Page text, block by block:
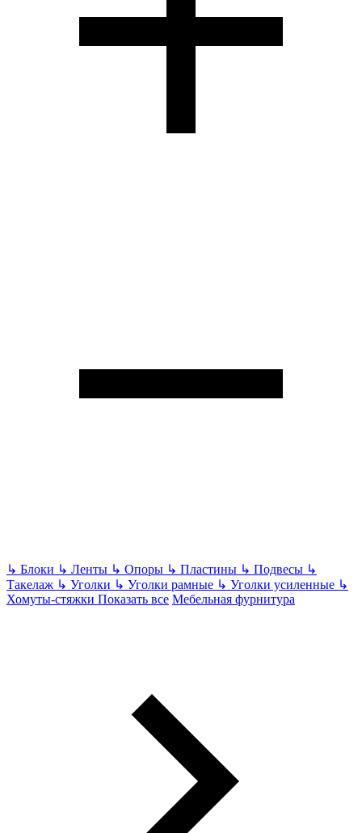
↳ Блоки ↳ Ленты ↳ Опоры ↳ Пластины ↳ Подвесы ↳
Такелаж ↳ Уголки ↳ Уголки рамные ↳ Уголки усиленные ↳
Хомуты-стяжки Показать все Мебельная фурнитура